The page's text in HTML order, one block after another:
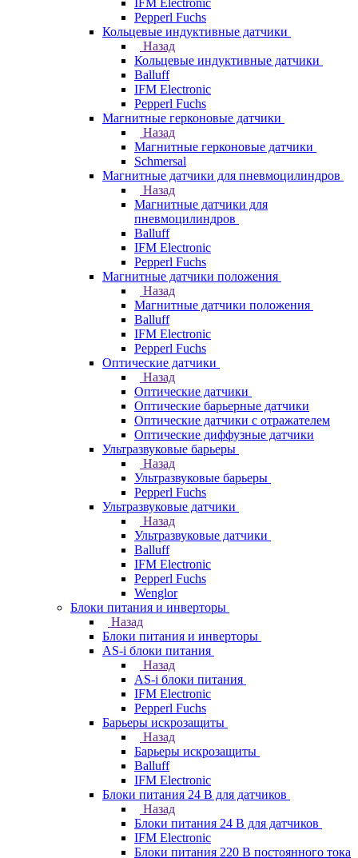
IFM Electronic
Pepperl Fuchs
Кольцевые индуктивные датчики
Назад
Кольцевые индуктивные датчики
Balluff
IFM Electronic
Pepperl Fuchs
Магнитные герконовые датчики
Назад
Магнитные герконовые датчики
Schmersal
Магнитные датчики для пневмоцилиндров
Назад
Магнитные датчики для
пневмоцилиндров
Balluff
IFM Electronic
Pepperl Fuchs
Магнитные датчики положения
Назад
Магнитные датчики положения
Balluff
IFM Electronic
Pepperl Fuchs
Оптические датчики
Назад
Оптические датчики
Оптические барьерные датчики
Оптические датчики с отражателем
Оптические диффузные датчики
Ультразвуковые барьеры
Назад
Ультразвуковые барьеры
Pepperl Fuchs
Ультразвуковые датчики
Назад
Ультразвуковые датчики
Balluff
IFM Electronic
Pepperl Fuchs
Wenglor
Блоки питания и инверторы
Назад
Блоки питания и инверторы
AS-i блоки питания
Назад
AS-i блоки питания
IFM Electronic
Pepperl Fuchs
Барьеры искрозащиты
Назад
Барьеры искрозащиты
Balluff
IFM Electronic
Блоки питания 24 В для датчиков
Назад
Блоки питания 24 В для датчиков
IFM Electronic
Блоки питания 220 В постоянного тока